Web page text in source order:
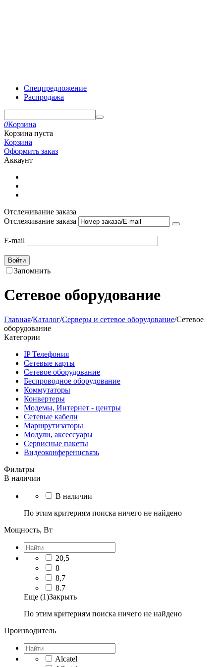
Спецпредложение
Распродажа
0Корзина
Корзина пуста
Корзина
Оформить заказ
Аккаунт
Отслеживание заказа
Отслеживание заказа
E-mail
Войти
Запомнить
Сетевое оборудование
Главная/Каталог/Серверы и сетевое оборудование/Сетевое
оборудование
Категории
IP Телефония
Сетевые карты
Сетевое оборудование
Беспроводное оборудование
Коммутаторы
Конвертеры
Модемы, Интернет - центры
Сетевые кабели
Маршрутизаторы
Модули, аксессуары
Сервисные пакеты
Видеоконференцсвязь
Фильтры
В наличии
В наличии
По этим критериям поиска ничего не найдено
Мощность, Вт
20,5
8
8,7
8.7
Еще (1)Закрыть
По этим критериям поиска ничего не найдено
Производитель
Alcatel